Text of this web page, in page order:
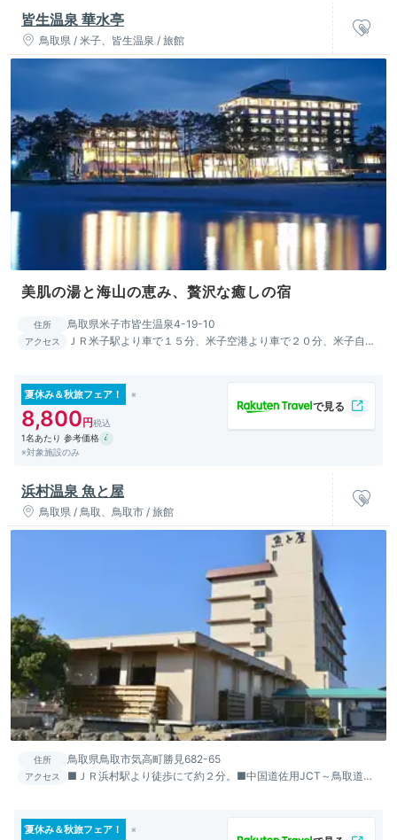
皆生温泉 華水亭
鳥取県 / 米子、皆生温泉 / 旅館
美肌の湯と海山の恵み、贅沢な癒しの宿
住所 鳥取県米子市皆生温泉4-19-10
アクセス
ＪＲ米子駅より車で１５分、米子空港より車で２０分、米子自動
夏休み＆秋旅フェア！
8,800
1名あたり 参考価格
※対象施設のみ
浜村温泉 魚と屋
鳥取県 / 鳥取、鳥取市 / 旅館
住所 鳥取県鳥取市気高町勝見682-65
アクセス
■ＪＲ浜村駅より徒歩にて約２分。■中国道佐用JCT～鳥取道鳥
夏休み＆秋旅フェア！